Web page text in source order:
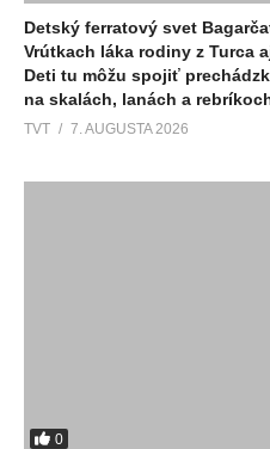
Detský ferratový svet
Vrútkach láka rodiny z Turca
Deti tu môžu spojiť
na skalách, lanách a
TVT 7. AUGUSTA 2026
0